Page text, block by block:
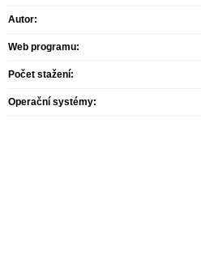
Autor:
Web programu:
Počet stažení:
Operační systémy: